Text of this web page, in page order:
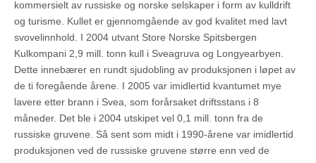
kommersielt av russiske og norske selskaper i form av kulldrift
og turisme. Kullet er gjennomgående av god kvalitet med lavt
svovelinnhold. I 2004 utvant Store Norske Spitsbergen
Kulkompani 2,9 mill. tonn kull i Sveagruva og Longyearbyen.
Dette innebærer en rundt sjudobling av produksjonen i løpet av
de ti foregående årene. I 2005 var imidlertid kvantumet mye
lavere etter brann i Svea, som forårsaket driftsstans i 8
måneder. Det ble i 2004 utskipet vel 0,1 mill. tonn fra de
russiske gruvene. Så sent som midt i 1990-årene var imidlertid
produksjonen ved de russiske gruvene større enn ved de